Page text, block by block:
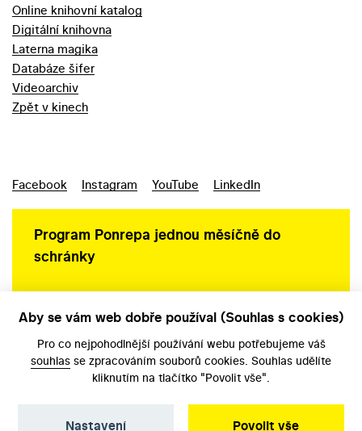
Online knihovní katalog
Digitální knihovna
Laterna magika
Databáze šifer
Videoarchiv
Zpět v kinech
Facebook Instagram YouTube LinkedIn
Program Ponrepa jednou měsíčně do
schránky
Aby se vám web dobře používal (Souhlas s cookies)
Pro co nejpohodlnější používání webu potřebujeme váš
souhlas se zpracováním souborů cookies. Souhlas udělíte
kliknutím na tlačítko "Povolit vše".
Povolit vše
Nastavení